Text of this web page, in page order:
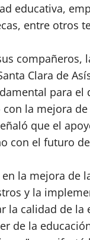
educativa,
entre otros
compañeros,
Clara de
para
la mejora
que el
con el futuro
la mejora de
y la
la calidad de la
de la